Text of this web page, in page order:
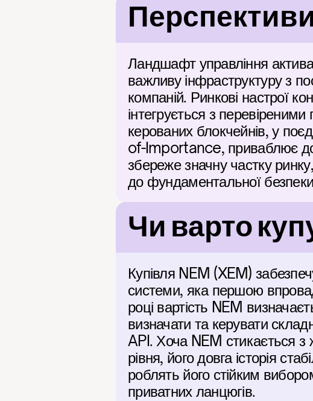
Ландшафт управління
важливу інфраструктуру з
компаній. Ринкові настрої
інтегрується з
керованих блокчейнів, у
of-Importance, приваблює
збереже значну частку
до фундаментальної
Чи варто
Купівля NEM (XEM)
системи, яка першою
році вартість NEM
визначати та керувати
API. Хоча NEM стикається
рівня, його довга історія
роблять його стійким
приватних ланцюгів.